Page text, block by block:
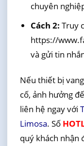
chuyên
Cách 2: Truy
https://
và gửi tin
Nếu thiết bị
cố, ảnh hưởng
liên hệ ngay với
Limosa. Số
quý khách nhận